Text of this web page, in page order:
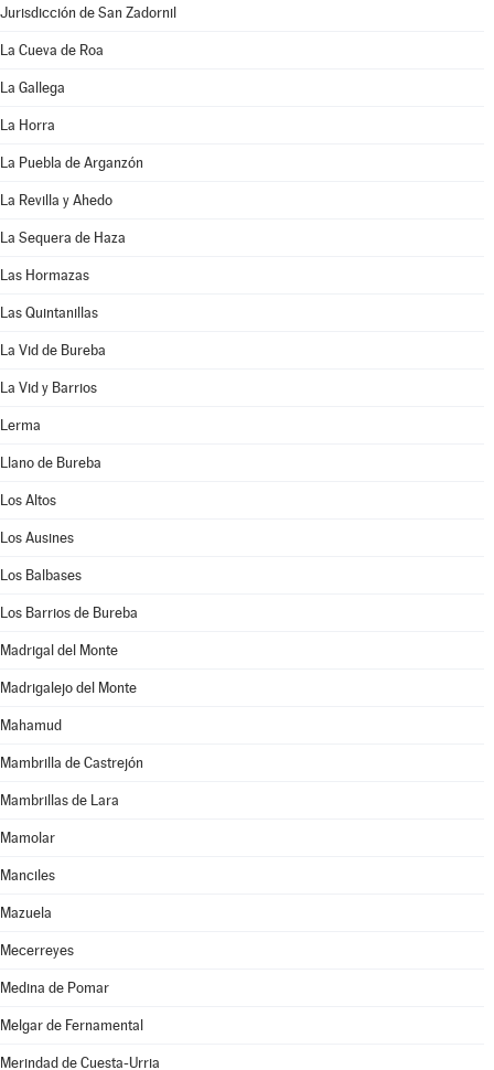
Jurisdicción de San Zadornil
La Cueva de Roa
La Gallega
La Horra
La Puebla de Arganzón
La Revilla y Ahedo
La Sequera de Haza
Las Hormazas
Las Quintanillas
La Vid de Bureba
La Vid y Barrios
Lerma
Llano de Bureba
Los Altos
Los Ausines
Los Balbases
Los Barrios de Bureba
Madrigal del Monte
Madrigalejo del Monte
Mahamud
Mambrilla de Castrejón
Mambrillas de Lara
Mamolar
Manciles
Mazuela
Mecerreyes
Medina de Pomar
Melgar de Fernamental
Merindad de Cuesta-Urria